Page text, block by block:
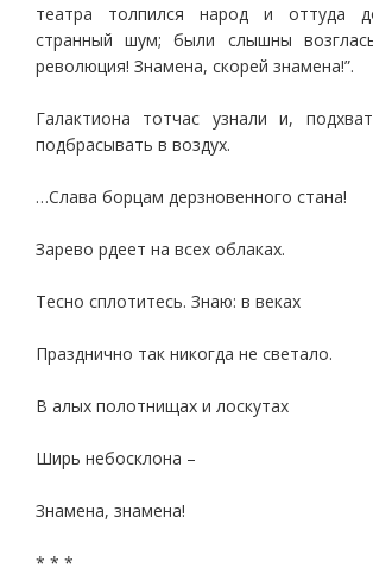
театра толпился народ и оттуда
странный шум; были слышны
революция! Знамена, скорей знамена!”.
Галактиона тотчас узнали и,
подбрасывать в воздух.
…Слава борцам дерзновенного стана!
Зарево рдеет на всех облаках.
Тесно сплотитесь. Знаю: в веках
Празднично так никогда не светало.
В алых полотнищах и лоскутах
Ширь небосклона –
Знамена, знамена!
* * *